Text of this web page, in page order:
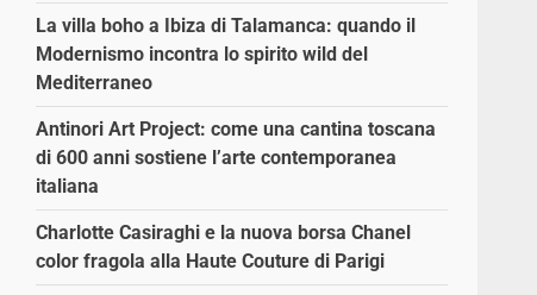
La villa boho a Ibiza di Talamanca: quando il
Modernismo incontra lo spirito wild del
Mediterraneo
Antinori Art Project: come una cantina toscana
di 600 anni sostiene l’arte contemporanea
italiana
Charlotte Casiraghi e la nuova borsa Chanel
color fragola alla Haute Couture di Parigi